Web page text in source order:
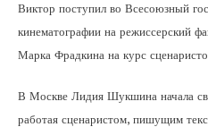
Виктор поступил во Всесоюзный
кинематографии на режиссерский
Марка Фрадкина на курс
В Москве Лидия Шукшина начала
работая сценаристом, пишущим